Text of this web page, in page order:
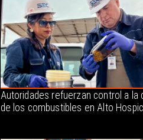
Autoridades refuerzan control a la
de los combustibles en Alto